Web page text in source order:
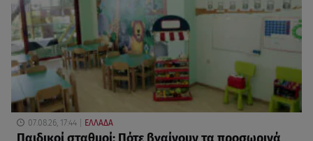
07.08.26, 17:44 ΕΛΛΑΔΑ